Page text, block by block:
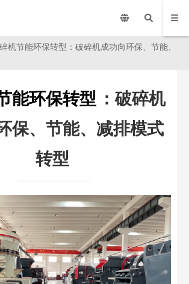
机节能环保转型：破碎机成功向环保、节能、
能环保转型 ：破碎机
保、节能、减排模式
转型